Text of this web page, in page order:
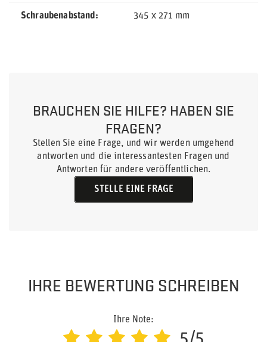
Schraubenabstand 345 x 271 mm
BRAUCHEN SIE HILFE? HABEN SIE
FRAGEN?
Stellen Sie eine Frage, und wir werden umgehend
antworten und die interessantesten Fragen und
Antworten für andere veröffentlichen.
STELLE EINE FRAGE
IHRE BEWERTUNG SCHREIBEN
Ihre Note: